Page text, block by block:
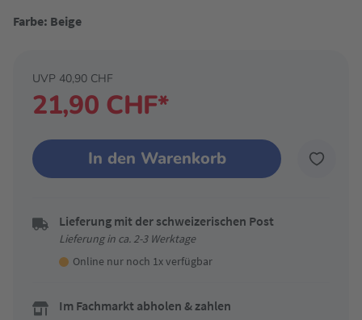
Farbe: Beige
21,90 CHF*
UVP 40,90 CHF
In den Warenkorb
Lieferung mit der schweizerischen Post
Lieferung in ca. 2-3 Werktage
Online nur noch 1x verfügbar
Im Fachmarkt abholen & zahlen